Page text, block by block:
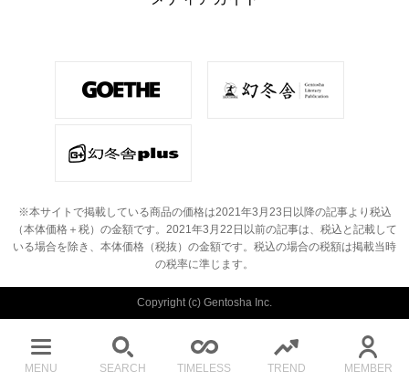
MENU SEARCH TIMELESS TREND MEMBER
※本サイトで掲載している商品の価格は2021年3月23日以降の記事より税込
（本体価格＋税）の金額です。 2021年3月22日以前の記事は、税込と記載して
いる場合を除き、本体価格（税抜）の金額です。 税込の場合の税額は掲載当時
の税率に準じます。
Copyright (c) Gentosha Inc.